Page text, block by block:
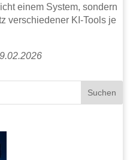
einem System, sondern
verschiedener KI-Tools je